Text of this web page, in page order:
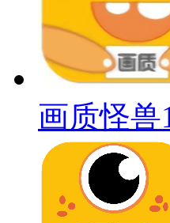
画质怪兽